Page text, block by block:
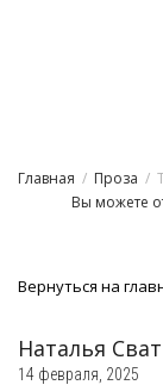
Главная Проза
Вы можете
Вернуться на
Наталья
14 февраля, 2025